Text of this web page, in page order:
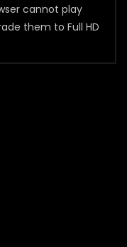
cannot play
them to Full HD